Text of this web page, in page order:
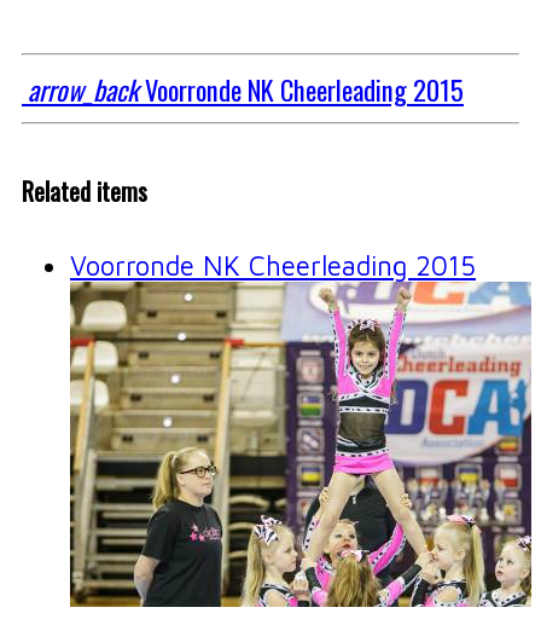
arrow_backVoorronde NK Cheerleading 2015
Related items
Voorronde NK Cheerleading 2015